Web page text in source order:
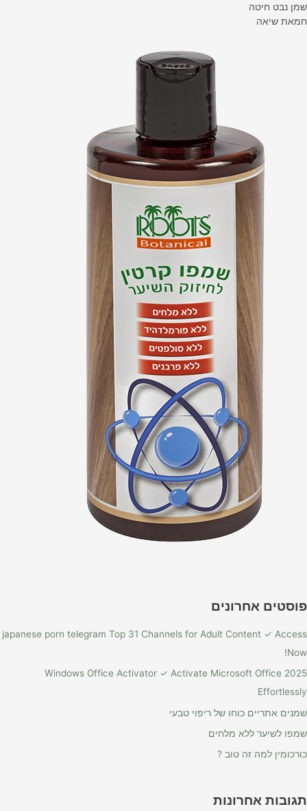
שמן נבט חיטה
חמאת שיאה
פוסטים אחרונים
japanese porn telegram Top 31 Channels for Adult Content ✓ Access
Now!
Windows Office Activator ✓ Activate Microsoft Office 2025
Effortlessly
שמנים אתריים כוחו של ריפוי טבעי
שמפו לשיער ללא מלחים
כורכומין למה זה טוב ?
תגובות אחרונות